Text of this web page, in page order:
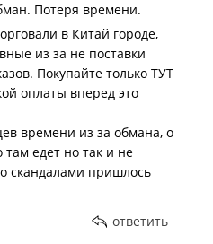
Потеря времени.
в Китай городе,
из за не поставки
Покупайте только ТУТ
оплаты вперед это
времени из за обмана, о
там едет но так и не
скандалами пришлось
ответить